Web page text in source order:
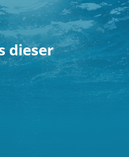
dieser